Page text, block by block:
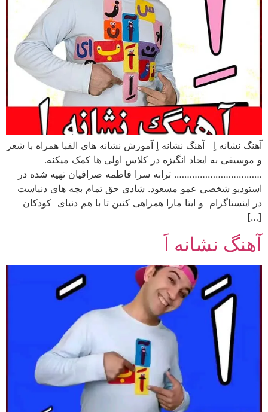
آهنگ نشانه اِ آهنگ نشانه اِ آموزش نشانه های الفبا همراه با شعر
و موسیقی به ایجاد انگیزه در کلاس اولی ها کمک میکنه.
……………………………. ترانه سرا فاطمه صرافیان تهیه شده در
استودیو شخصی عمو مسعود. شادی حق تمام بچه های دنیاست
در اینستاگرام و ایتا مارا همراهی کنین تا با هم دنیای کودکان
[…]
آهنگ نشانه اَ